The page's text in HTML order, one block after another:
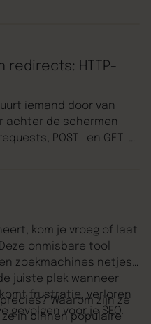
lees je wat AI
het relevant is voor jou
en wat je nú al kunt
aan te passen.
redirects: HTTP-
iemand door van
achter de schermen
POST- en GET-
technische kant zo
houden het begrijpelijk
leuk). Wil je eerst
wanneer je welke
wat is een redirect
kom je vroeg of laat
onmisbare tool
zoekmachines netjes
juiste plek wanneer
frustratie, verloren
gevolgen voor je SEO.
Waarom zijn ze
in binnen populaire